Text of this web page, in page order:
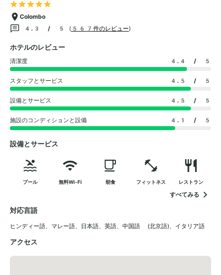
Colombo
4.3 / 5
( 567件のレビュー)
ホテルのレビュー
清潔度 4.4 / 5
スタッフとサービス 4.5 / 5
設備とサービス 4.5 / 5
施設のコンディションと設備 4.1 / 5
設備とサービス
プール 無料Wi-Fi 朝食 フィットネス レストラン
すべてみる
対応言語
ヒンディー語、 マレー語、 日本語、 英語、 中国語 (北京語)、 イタリア語
アクセス